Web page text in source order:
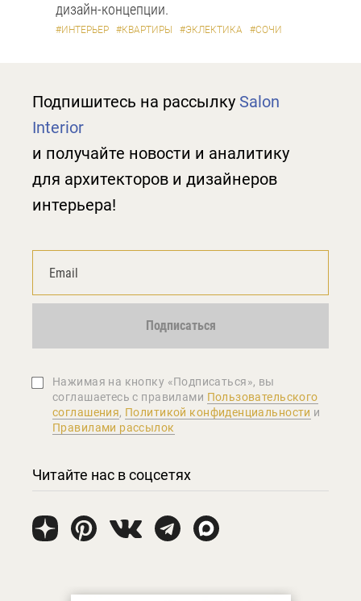
дизайн-концепции.
#ИНТЕРЬЕР #КВАРТИРЫ #ЭКЛЕКТИКА #СОЧИ
Подпишитесь на рассылку Salon
Interior
и получайте новости и аналитику
для архитекторов и дизайнеров
интерьера!
Подписаться
Нажимая на кнопку «Подписаться», вы
соглашаетеcь с правилами Пользовательского
соглашения, Политикой конфиденциальности и
Правилами рассылок
Читайте нас в соцсетях